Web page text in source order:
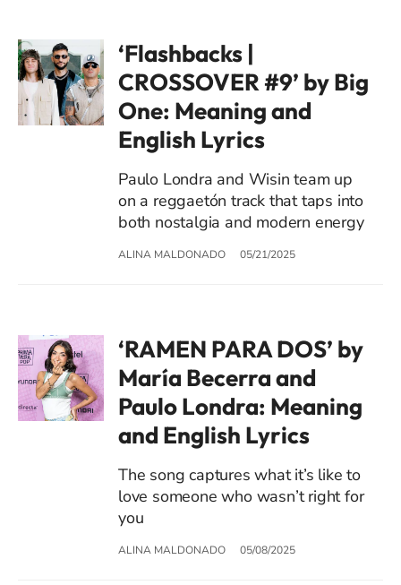
‘Flashbacks |
CROSSOVER #9’ by Big
One: Meaning and
English Lyrics
Paulo Londra and Wisin team up
on a reggaetón track that taps into
both nostalgia and modern energy
ALINA MALDONADO 05/21/2025
‘RAMEN PARA DOS’ by
María Becerra and
Paulo Londra: Meaning
and English Lyrics
The song captures what it’s like to
love someone who wasn’t right for
you
ALINA MALDONADO 05/08/2025